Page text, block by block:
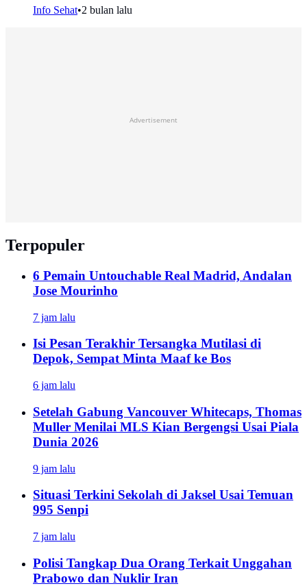
Info Sehat•2 bulan lalu
Advertisement
Terpopuler
6 Pemain Untouchable Real Madrid, Andalan
Jose Mourinho
7 jam lalu
Isi Pesan Terakhir Tersangka Mutilasi di
Depok, Sempat Minta Maaf ke Bos
6 jam lalu
Setelah Gabung Vancouver Whitecaps, Thomas
Muller Menilai MLS Kian Bergengsi Usai Piala
Dunia 2026
9 jam lalu
Situasi Terkini Sekolah di Jaksel Usai Temuan
995 Senpi
7 jam lalu
Polisi Tangkap Dua Orang Terkait Unggahan
Prabowo dan Nuklir Iran